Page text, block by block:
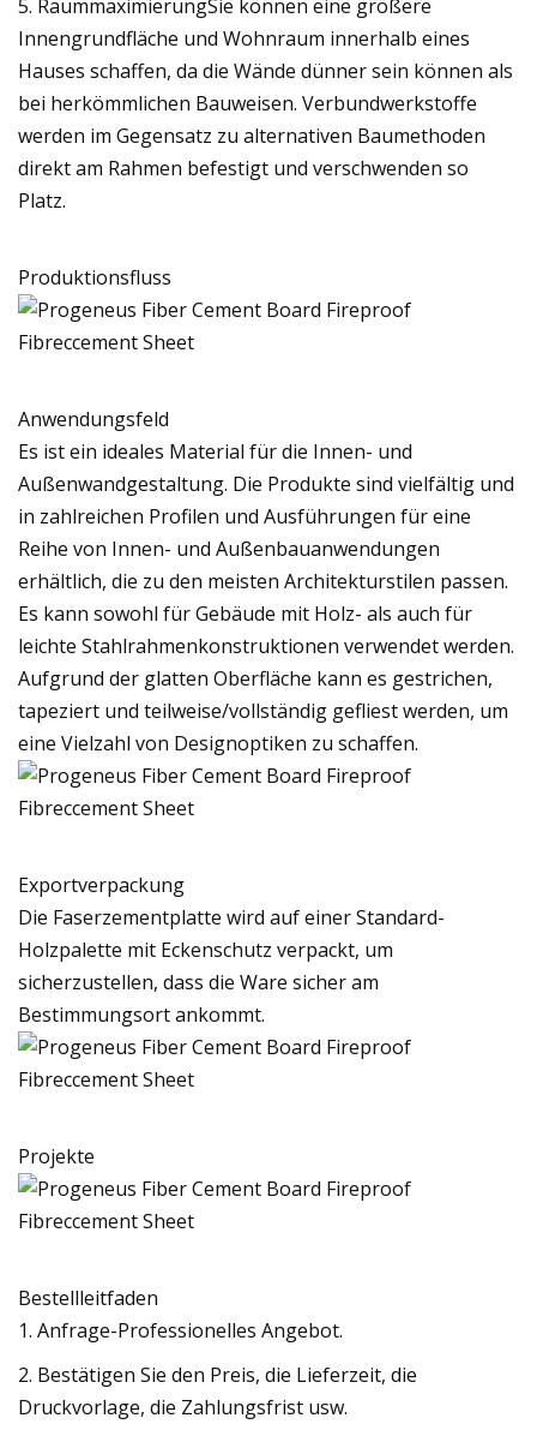
5. RaummaximierungSie können eine größere
Innengrundfläche und Wohnraum innerhalb eines
Hauses schaffen, da die Wände dünner sein können als
bei herkömmlichen Bauweisen. Verbundwerkstoffe
werden im Gegensatz zu alternativen Baumethoden
direkt am Rahmen befestigt und verschwenden so
Platz.
Produktionsfluss
Anwendungsfeld
Es ist ein ideales Material für die Innen- und
Außenwandgestaltung. Die Produkte sind vielfältig und
in zahlreichen Profilen und Ausführungen für eine
Reihe von Innen- und Außenbauanwendungen
erhältlich, die zu den meisten Architekturstilen passen.
Es kann sowohl für Gebäude mit Holz- als auch für
leichte Stahlrahmenkonstruktionen verwendet werden.
Aufgrund der glatten Oberfläche kann es gestrichen,
tapeziert und teilweise/vollständig gefliest werden, um
eine Vielzahl von Designoptiken zu schaffen.
Exportverpackung
Die Faserzementplatte wird auf einer Standard-
Holzpalette mit Eckenschutz verpackt, um
sicherzustellen, dass die Ware sicher am
Bestimmungsort ankommt.
Projekte
Bestellleitfaden
1. Anfrage-Professionelles Angebot.
2. Bestätigen Sie den Preis, die Lieferzeit, die
Druckvorlage, die Zahlungsfrist usw.